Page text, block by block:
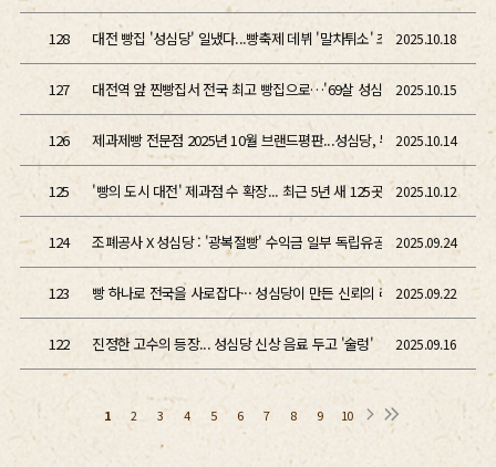
128 대전 빵집 '성심당' 일냈다...빵축제 데뷔 '말차튀소' 초관심2025.10.18
127 대전역 앞 찐빵집서 전국 최고 빵집으로…'69살 성심당'2025.10.15
126 제과제빵 전문점 2025년 10월 브랜드평판...성심당, 뚜레쥬르, 던킨도너
2025.10.14
125 '빵의 도시 대전' 제과점 수 확장... 최근 5년 새 125곳 늘었다2025.10.12
124 조폐공사 X 성심당 : '광복절빵' 수익금 일부 독립유공자 후손에 후원
2025.09.24
123 빵 하나로 전국을 사로잡다··· 성심당이 만든 신뢰의 레시피2025.09.22
122 진정한 고수의 등장... 성심당 신상 음료 두고 '술렁' 2025.09.16
1 2 3 4 5 6 7 8 9 10